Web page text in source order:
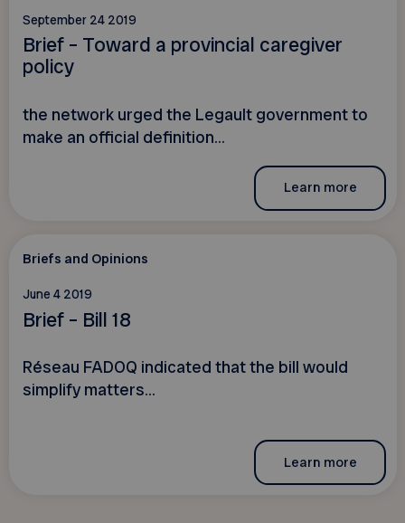
September 24 2019
Brief – Toward a provincial caregiver
policy
the network urged the Legault government to
make an official definition...
Learn more
Briefs and Opinions
June 4 2019
Brief – Bill 18
Réseau FADOQ indicated that the bill would
simplify matters...
Learn more